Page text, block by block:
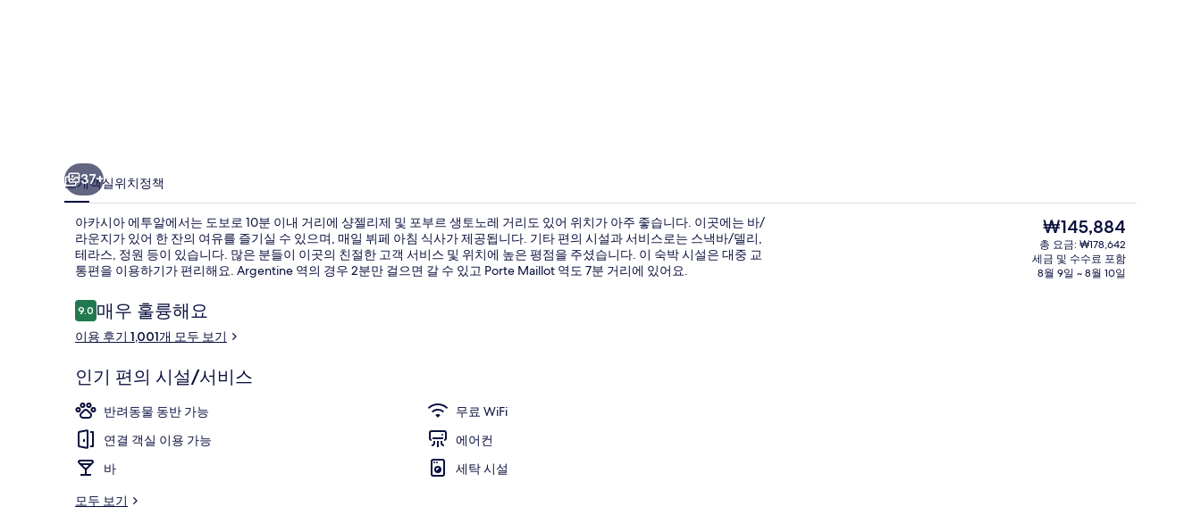
매일 뷔페 아침 식사 유료
37+
소개객실위치정책
아카시아 에투알에서는 도보로 10분 이내 거리에 샹젤리제 및 포부르 생토노레 거리도 있어 위치가 아주 좋습니다. 이곳에는 바/
라운지가 있어 한 잔의 여유를 즐기실 수 있으며, 매일 뷔페 아침 식사가 제공됩니다. 기타 편의 시설과 서비스로는 스낵바/델리,
테라스, 정원 등이 있습니다. 많은 분들이 이곳의 친절한 고객 서비스 및 위치에 높은 평점을 주셨습니다. 이 숙박 시설은 대중 교
통편을 이용하기가 편리해요. Argentine 역의 경우 2분만 걸으면 갈 수 있고 Porte Maillot 역도 7분 거리에 있어요.
이
용
후
9.010점 만점 중 9.0점.
매우 훌륭해요
이용 후기 1,001개 모두 보기
인기 편의 시설/서비스
반려동물 동반 가능
무료 WiFi
연결 객실 이용 가능
에어컨
바
세탁 시설
모두 보기
현
재
가
격
₩145,884
총 요금: ₩178,642
세금 및 수수료 포함
8월 9일 ~ 8월 10일